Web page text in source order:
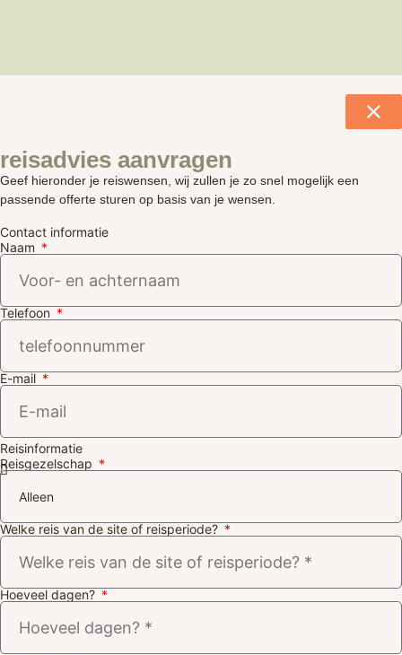
reisadvies aanvragen
Geef hieronder je reiswensen, wij zullen je zo snel mogelijk een
passende offerte sturen op basis van je wensen.
Contact informatie
Naam
Telefoon
E-mail
Reisinformatie
Reisgezelschap
Welke reis van de site of reisperiode?
Hoeveel dagen?